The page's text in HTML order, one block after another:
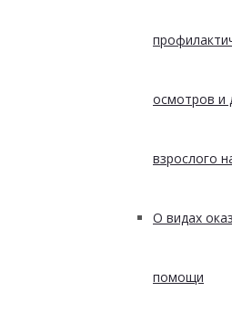
осмотров и
взрослого
О видах
помощи